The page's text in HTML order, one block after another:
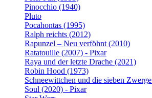
Pinocchio (1940)
Pluto
Pocahontas (1995)
Ralph reichts (2012)
Rapunzel – Neu verföhnt (2010)
Ratatouille (2007) - Pixar
Raya und der letzte Drache (2021)
Robin Hood (1973)
Schneewittchen und die sieben
Soul (2020) - Pixar